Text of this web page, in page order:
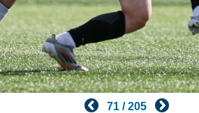
71 / 205